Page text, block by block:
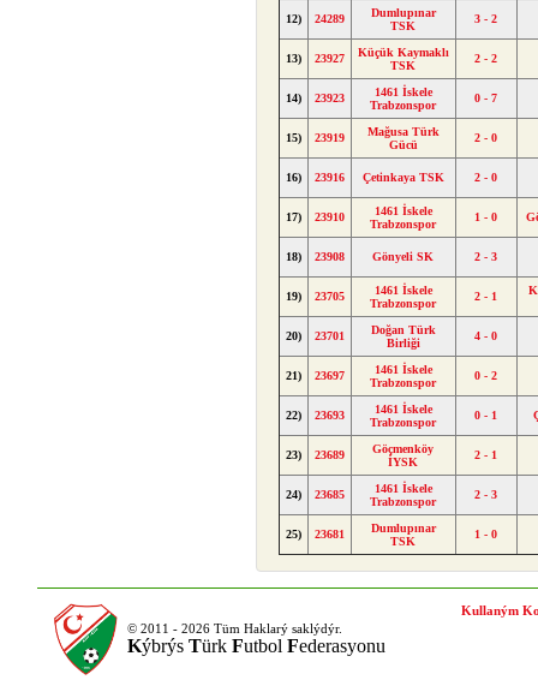
12) 24289
Dumlupınar
TSK
3 - 2
13) 23927
Küçük Kaymaklı
TSK
2 - 2
14) 23923
1461 İskele
Trabzonspor
0 - 7
15) 23919
Mağusa Türk
Gücü
2 - 0
16) 23916 Çetinkaya TSK 2 - 0
17) 23910
1461 İskele
Trabzonspor
1 - 0
18) 23908 Gönyeli SK 2 - 3
19) 23705
1461 İskele
Trabzonspor
2 - 1
20) 23701
Doğan Türk
Birliği
4 - 0
21) 23697
1461 İskele
Trabzonspor
0 - 2
22) 23693
1461 İskele
Trabzonspor
0 - 1
23) 23689
Göçmenköy
İYSK
2 - 1
24) 23685
1461 İskele
Trabzonspor
2 - 3
25) 23681
Dumlupınar
TSK
1 - 0
© 2011 - 2026 Tüm Haklarý saklýdýr.
Kýbrýs Türk Futbol Federasyonu
Kullaným